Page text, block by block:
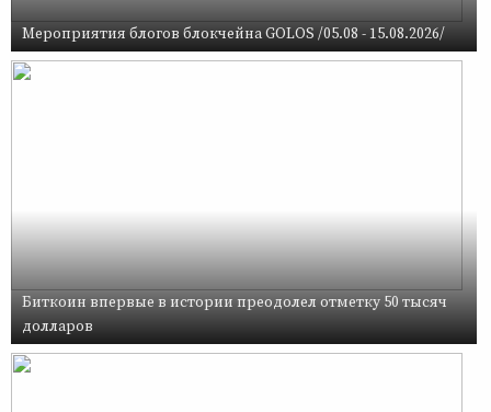
Мероприятия блогов блокчейна GOLOS /05.08 - 15.08.2026/
Биткоин впервые в истории преодолел отметку 50 тысяч
долларов